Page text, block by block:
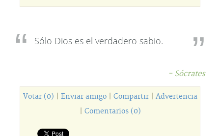
Sólo Dios es el verdadero sabio.
- Sócrates
Votar (0) Enviar amigo| Compartir| Advertencia
Comentarios (0)